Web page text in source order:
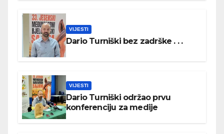
VIJESTI
Dario Turniški bez zadrške . . .
VIJESTI
Dario Turniški održao prvu
konferenciju za medije